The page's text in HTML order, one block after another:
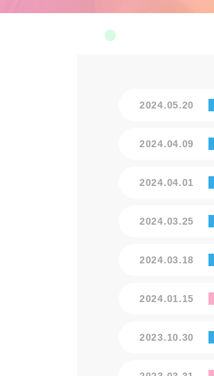
2024.05.20
2024.04.09
2024.04.01
2024.03.25
2024.03.18
2024.01.15
2023.10.30